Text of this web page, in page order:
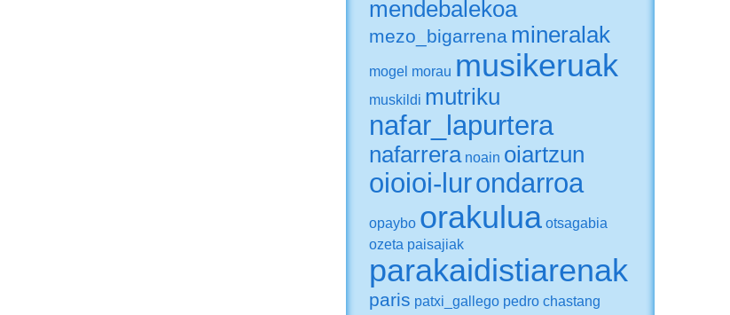
mendebalekoa
mezo_bigarrena mineralak
mogel morau musikeruak
muskildi mutriku
nafar_lapurtera
nafarrera noain oiartzun
oioioi-lurondarroa
opaybo orakulua otsagabia
ozeta paisajiak
parakaidistiarenak
paris patxi_gallego pedro chastang